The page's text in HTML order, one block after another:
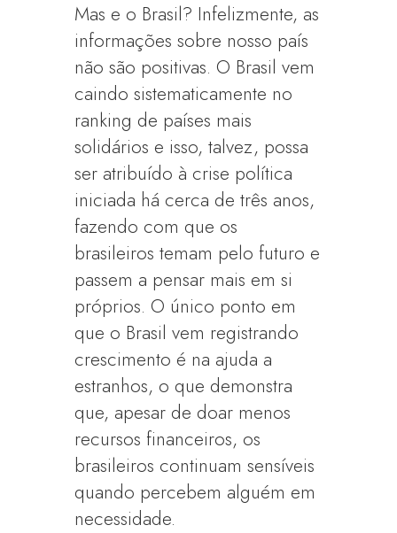
Mas e o Brasil? Infelizmente, as
informações sobre nosso país
não são positivas. O Brasil vem
caindo sistematicamente no
ranking de países mais
solidários e isso, talvez, possa
ser atribuído à crise política
iniciada há cerca de três anos,
fazendo com que os
brasileiros temam pelo futuro e
passem a pensar mais em si
próprios. O único ponto em
que o Brasil vem registrando
crescimento é na ajuda a
estranhos, o que demonstra
que, apesar de doar menos
recursos financeiros, os
brasileiros continuam sensíveis
quando percebem alguém em
necessidade.